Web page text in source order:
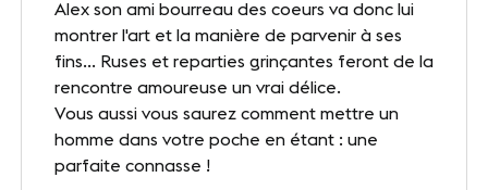
ACTUALITÉS
Nos dernières actus
Agenda
Alex son ami bourreau des coeurs va donc lui
montrer l'art et la manière de parvenir à ses
fins... Ruses et reparties grinçantes feront de la
rencontre amoureuse un vrai délice.
Vous aussi vous saurez comment mettre un
homme dans votre poche en étant : une
parfaite connasse !